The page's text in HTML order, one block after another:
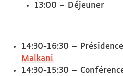
13:00 – Déjeuner
14:30-16:30 –
Malkani
14:30-15:30 –